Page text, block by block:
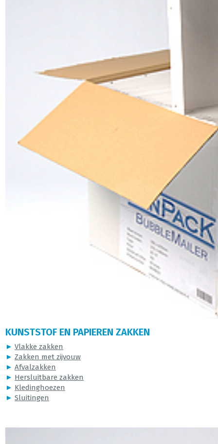
KUNSTSTOF EN PAPIEREN ZAKKEN
► Vlakke zakken
► Zakken met zijvouw
► Afvalzakken
► Hersluitbare zakken
► Kledinghoezen
► Sluitingen